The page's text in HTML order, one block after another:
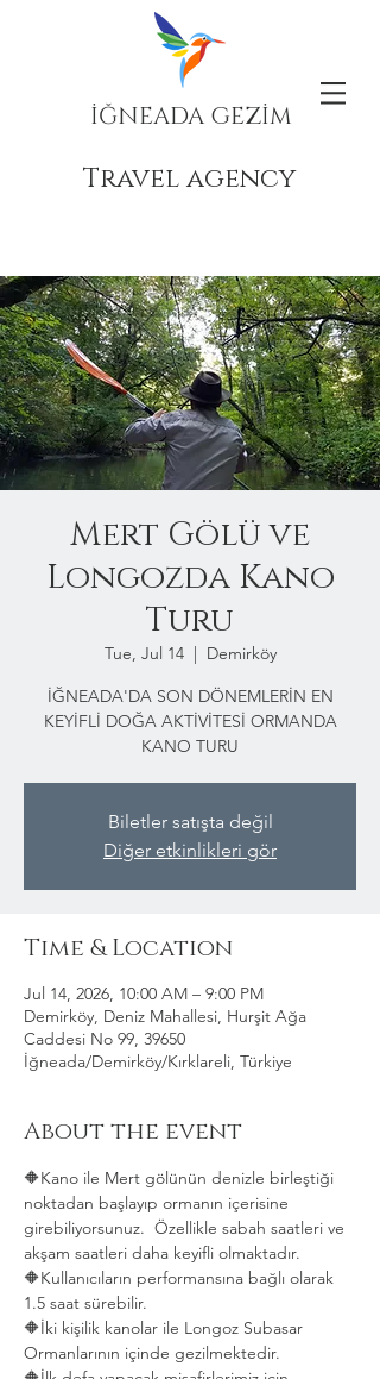
İĞNEADA GEZİM
Travel agency
Mert Gölü ve
Longozda Kano
Turu
Tue, Jul 14
  |
Demirköy
İĞNEADA'DA SON DÖNEMLERİN EN
KEYİFLİ DOĞA AKTİVİTESİ ORMANDA
KANO TURU
Biletler satışta değil
Diğer etkinlikleri gör
Time & Location
Jul 14, 2026, 10:00 AM – 9:00 PM
Demirköy, Deniz Mahallesi, Hurşit Ağa
Caddesi No 99, 39650
İğneada/Demirköy/Kırklareli, Türkiye
About the event
🔶Kano ile Mert gölünün denizle birleştiği
noktadan başlayıp ormanın içerisine
girebiliyorsunuz.  Özellikle sabah saatleri ve
akşam saatleri daha keyifli olmaktadır.
🔶Kullanıcıların performansına bağlı olarak
1.5 saat sürebilir.
🔶İki kişilik kanolar ile Longoz Subasar
Ormanlarının içinde gezilmektedir.